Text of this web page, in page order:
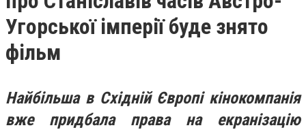
Угорської імперії буде знято
фільм
Найбільша в Східній Європі кінокомпанія
вже придбала права на екранізацію